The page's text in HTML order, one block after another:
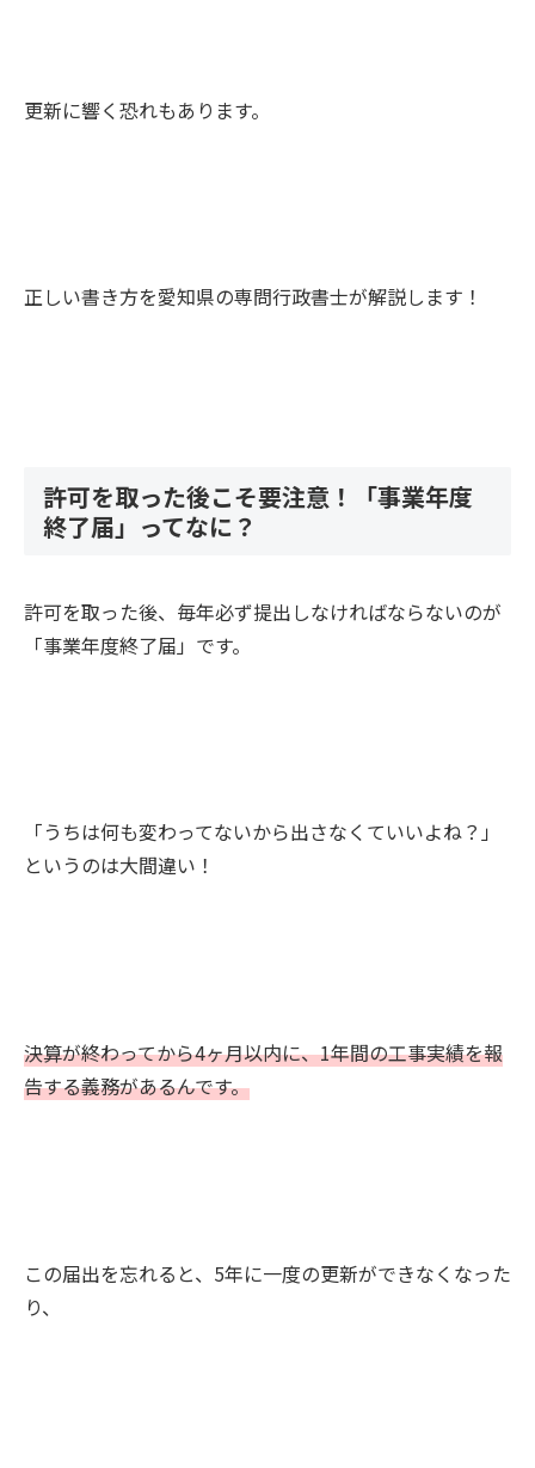
更新に響く恐れもあります。
正しい書き方を愛知県の専問行政書士が解説します！
許可を取った後こそ要注意！「事業年度
終了届」ってなに？
許可を取った後、毎年必ず提出しなければならないのが
「事業年度終了届」です。
「うちは何も変わってないから出さなくていいよね？」
というのは大間違い！
決算が終わってから4ヶ月以内に、1年間の工事実績を報
告する義務があるんです。
この届出を忘れると、5年に一度の更新ができなくなった
り、